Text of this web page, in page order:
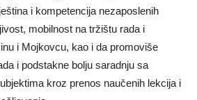
i kompetencija nezaposlenih
mobilnost na tržištu rada i
i Mojkovcu, kao i da promoviše
i podstakne bolju saradnju sa
kroz prenos naučenih lekcija i